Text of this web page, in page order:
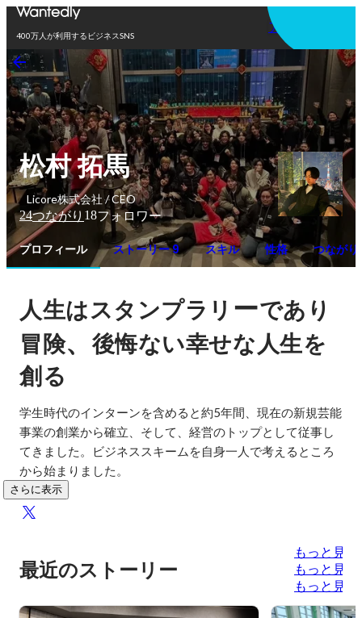
400万人が利用するビジネスSNS
アプリを使う
松村 拓馬
Licore株式会社 / CEO
24つながり 18フォロワー
プロフィール ストーリー 9 スキル 性格 つながり
人生はスタンプラリ ーであり
冒険、 後悔ない幸せな人生を
創る
学生時代のインターンを含めると約5年間、現在の新規芸能
事業の創業から確立、そして、経営のトップとして従事し
てきました。ビジネススキームを自身一人で考えるところ
から始まりました。
さらに表示
最近のストーリー
もっと見る
もっと見る
もっと見る